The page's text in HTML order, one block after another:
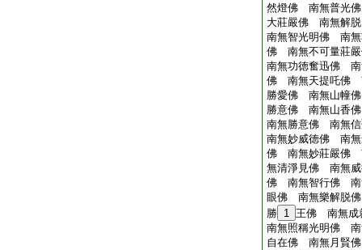
然燈佛 南無普光
大莊嚴佛 南無解
南無智光明佛 南
佛 南無不可量莊
南無功徳奮迅佛
佛 南無天提吒佛
勝愛佛 南無山幢
勝意佛 南無山香
南無勝意佛 南無
南無妙威徳佛 南
佛 南無妙莊嚴佛
無清淨見佛 南無
佛 南無智行佛 南
眼佛 南無樂解脱
勝 1 王佛 南無成
南無照稱光明佛
自在佛 南無月賢